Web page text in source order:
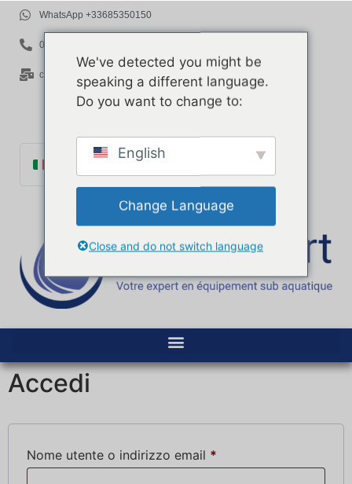
WhatsApp +33685350150
06 85 35 01 50
contact@rov-expert.com
Français
Español
Português
Accedi
Nome utente o indirizzo email *
We've detected you might be
speaking a different language.
Do you want to change to:
English
Change Language
Close and do not switch language